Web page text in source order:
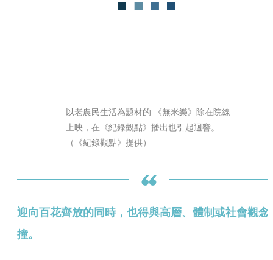
以老農民生活為題材的 《無米樂》除在院線
上映，在《紀錄觀點》播出也引起迴響。
（《紀錄觀點》提供）
迎向百花齊放的同時，也得與高層、體制或社會觀念
撞。